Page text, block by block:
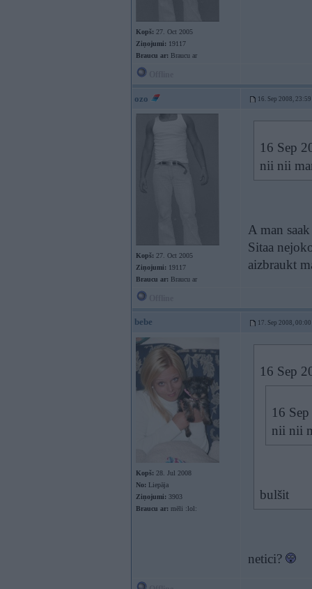
Kopš: 27. Oct 2005
Ziņojumi: 19117
Braucu ar: Braucu ar
ozo 16. Sep 2008, 23:59
Kopš: 27. Oct 2005
Ziņojumi: 19117
Braucu ar: Braucu ar
16 Sep
nii nii
A man
Sitaa
aizbraukt
bebe 17. Sep 2008, 00:00
Kopš: 28. Jul 2008
No: Liepāja
Ziņojumi: 3903
Braucu ar: mēli :lol:
16 Sep
16
nii nii
bulšit
netici?